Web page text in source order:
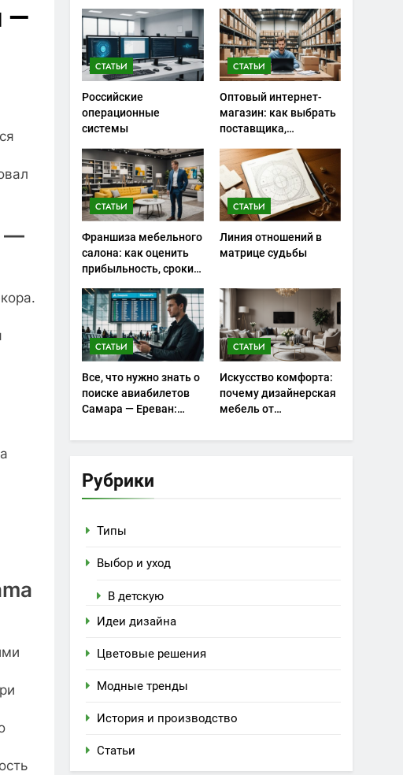
—
—
СТАТЬИ
Российские
операционные
системы
СТАТЬИ
Оптовый интернет-
магазин: как выбрать
поставщика,
закупках и не
ошибиться с
ассортиментом
СТАТЬИ
Франшиза мебельного
салона: как оценить
прибыльность, сроки
запуска
СТАТЬИ
Линия отношений в
матрице судьбы
СТАТЬИ
Все, что нужно знать о
поиске авиабилетов
Самара — Ереван:
СТАТЬИ
Искусство комфорта:
почему дизайнерская
мебель от
особое место в
Рубрики
Типы
Выбор и уход
В детскую
Идеи дизайна
Цветовые решения
Модные тренды
История и производство
Статьи